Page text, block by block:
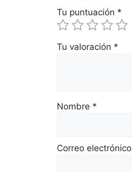
Tu puntuación *
Tu valoración *
Nombre *
Correo electrónico